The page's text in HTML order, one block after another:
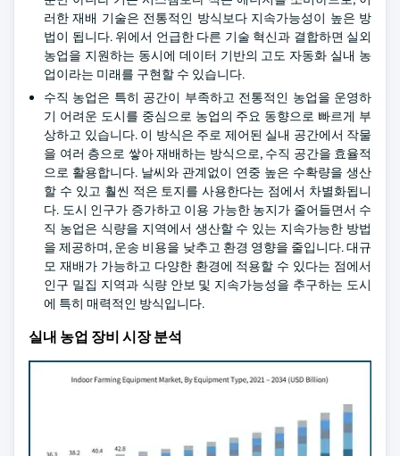
러한 재배 기술은 전통적인 방식보다 지속가능성이 높은 방
법이 됩니다. 위에서 언급한 다른 기술 혁신과 결합하면 실외
농업을 지원하는 동시에 데이터 기반의 고도 자동화 실내 농
업이라는 미래를 구현할 수 있습니다.
수직 농업은 특히 공간이 부족하고 전통적인 농업을 운영하
기 어려운 도시를 중심으로 농업의 주요 동향으로 빠르게 부
상하고 있습니다. 이 방식은 주로 제어된 실내 공간에서 작물
을 여러 층으로 쌓아 재배하는 방식으로, 수직 공간을 효율적
으로 활용합니다. 날씨와 관계없이 연중 높은 수확량을 생산
할 수 있고 훨씬 적은 토지를 사용한다는 점에서 차별화됩니
다. 도시 인구가 증가하고 이용 가능한 농지가 줄어들면서 수
직 농업은 식량을 지역에서 생산할 수 있는 지속가능한 방법
을 제공하며, 운송 비용을 낮추고 환경 영향을 줄입니다. 대규
모 재배가 가능하고 다양한 환경에 적용할 수 있다는 점에서
인구 밀집 지역과 식량 안보 및 지속가능성을 추구하는 도시
에 특히 매력적인 방식입니다.
실내 농업 장비 시장 분석